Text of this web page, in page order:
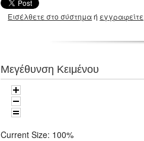
Εισέλθετε στο σύστημαή εγγραφείτε
Μεγέθυνση Κειμένου
Current Size: 100%